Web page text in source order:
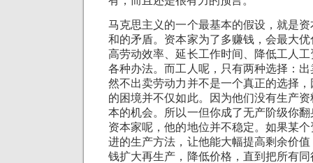
马克思主义的一个最基本的假设，就是
和的矛盾。资本家为了多赚钱，会最大
高劳动效率、延长工作时间、降低工人
各种办法。而工人呢，只有两种选择：
然不出卖劳动力并不是一个真正的选择
的困境并不仅如此。因为他们没有生产
本的机会。所以一但你成了无产阶级你
资本家呢，他的地位并不稳定。如果某
进的生产方法，让他能大幅提高剩余价
钱扩大再生产，降低价格，直到把所有